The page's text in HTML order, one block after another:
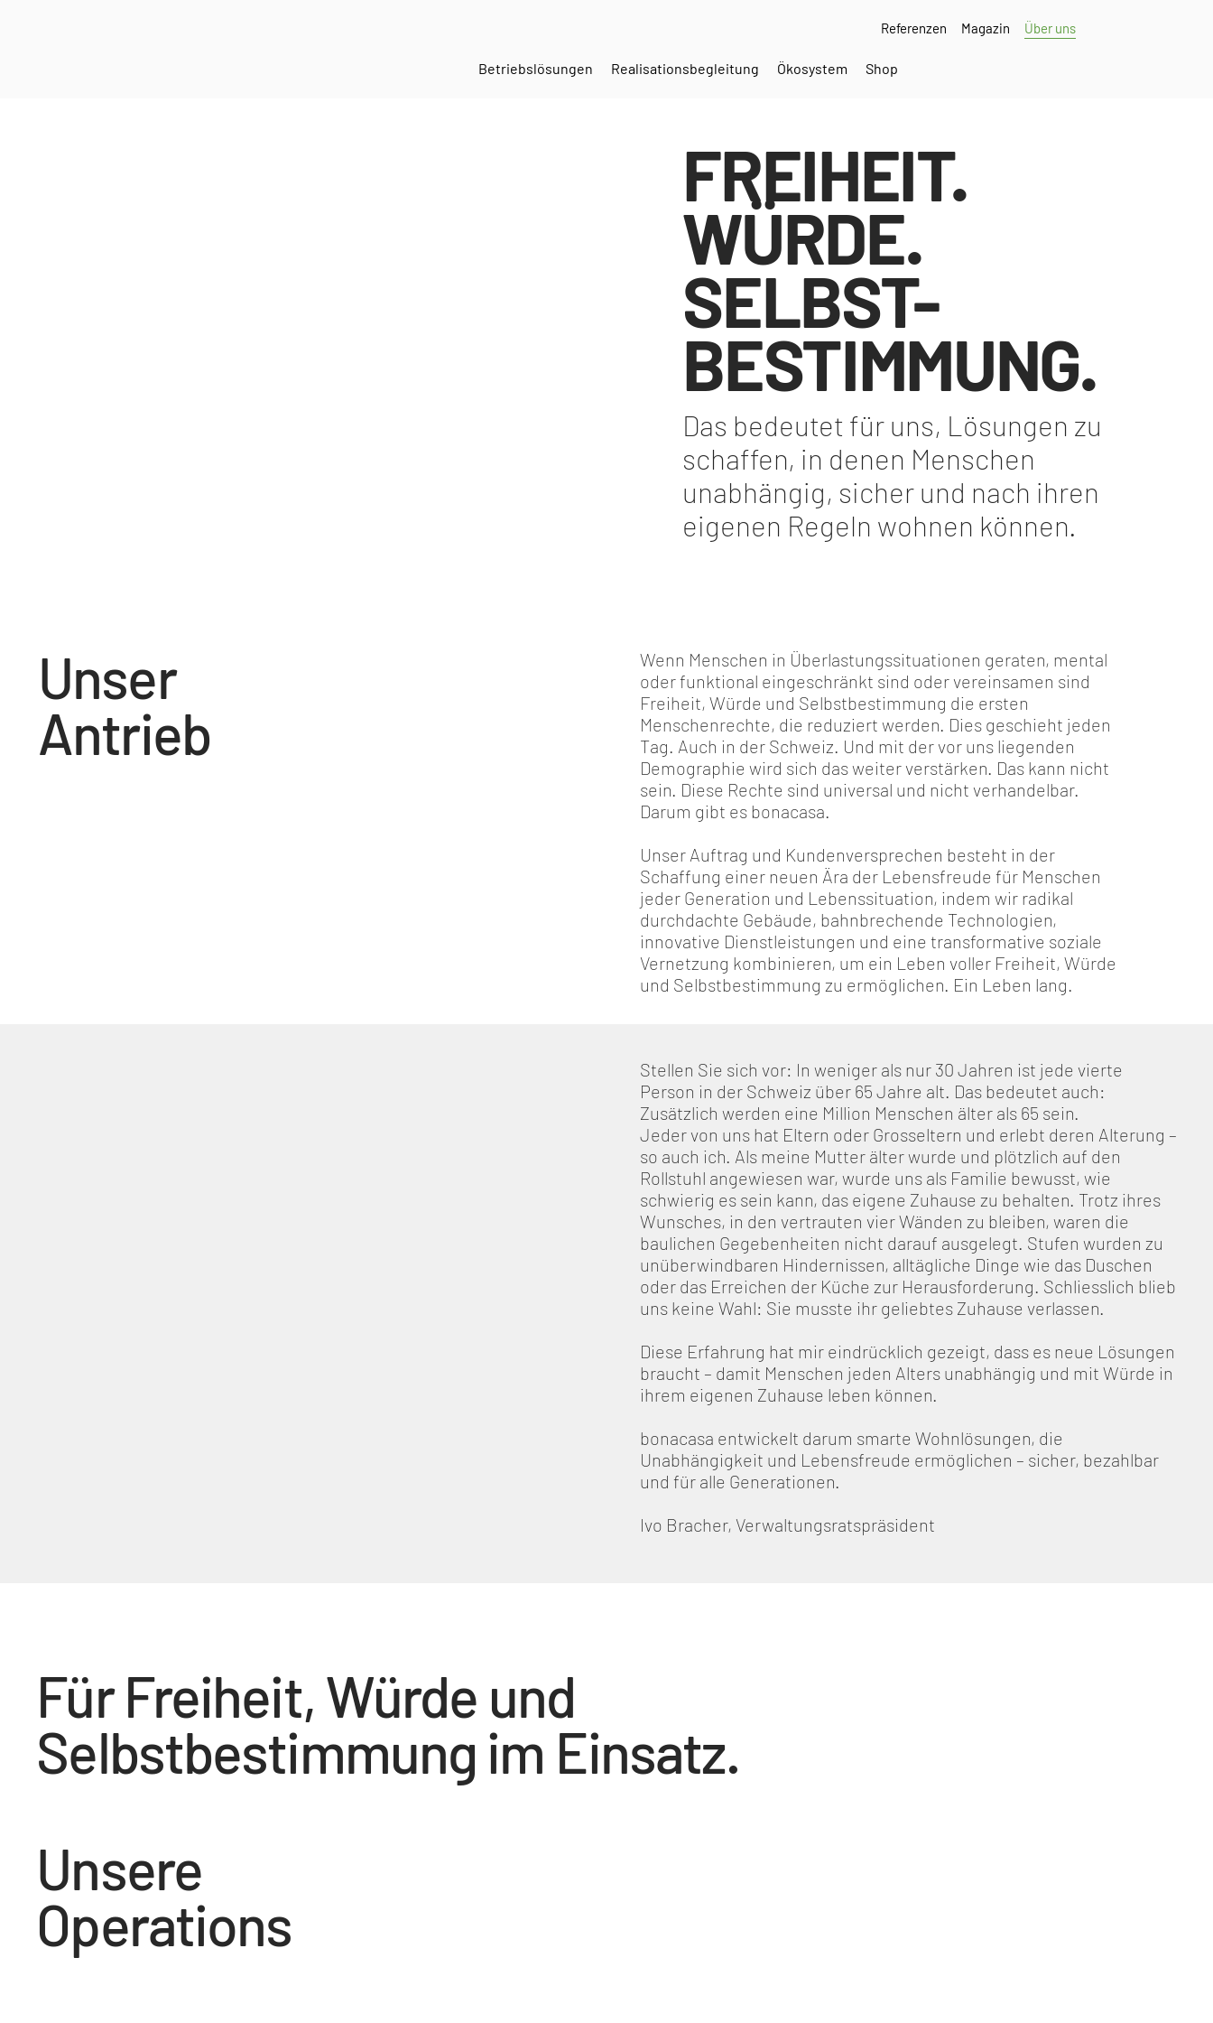
Referenzen Magazin Über uns
Betriebslösungen Realisationsbegleitung Ökosystem Shop
FREIHEIT.
WÜRDE.
SELBST-
BESTIMMUNG.
Das bedeutet für uns, Lösungen zu
schaffen, in denen Menschen
unabhängig, sicher und nach ihren
eigenen Regeln wohnen können.
Unser
Antrieb
Wenn Menschen in Überlastungssituationen geraten, mental
oder funktional eingeschränkt sind oder vereinsamen sind
Freiheit, Würde und Selbstbestimmung die ersten
Menschenrechte, die reduziert werden. Dies geschieht jeden
Tag. Auch in der Schweiz. Und mit der vor uns liegenden
Demographie wird sich das weiter verstärken. Das kann nicht
sein. Diese Rechte sind universal und nicht verhandelbar.
Darum gibt es bonacasa.
Unser Auftrag und Kundenversprechen besteht in der
Schaffung einer neuen Ära der Lebensfreude für Menschen
jeder Generation und Lebenssituation, indem wir radikal
durchdachte Gebäude, bahnbrechende Technologien,
innovative Dienstleistungen und eine transformative soziale
Vernetzung kombinieren, um ein Leben voller Freiheit, Würde
und Selbstbestimmung zu ermöglichen. Ein Leben lang.
Stellen Sie sich vor: In weniger als nur 30 Jahren ist jede vierte
Person in der Schweiz über 65 Jahre alt. Das bedeutet auch:
Zusätzlich werden eine Million Menschen älter als 65 sein.
Jeder von uns hat Eltern oder Grosseltern und erlebt deren Alterung –
so auch ich. Als meine Mutter älter wurde und plötzlich auf den
Rollstuhl angewiesen war, wurde uns als Familie bewusst, wie
schwierig es sein kann, das eigene Zuhause zu behalten. Trotz ihres
Wunsches, in den vertrauten vier Wänden zu bleiben, waren die
baulichen Gegebenheiten nicht darauf ausgelegt. Stufen wurden zu
unüberwindbaren Hindernissen, alltägliche Dinge wie das Duschen
oder das Erreichen der Küche zur Herausforderung. Schliesslich blieb
uns keine Wahl: Sie musste ihr geliebtes Zuhause verlassen.
Diese Erfahrung hat mir eindrücklich gezeigt, dass es neue Lösungen
braucht – damit Menschen jeden Alters unabhängig und mit Würde in
ihrem eigenen Zuhause leben können.
bonacasa entwickelt darum smarte Wohnlösungen, die
Unabhängigkeit und Lebensfreude ermöglichen – sicher, bezahlbar
und für alle Generationen.
Ivo Bracher, Verwaltungsratspräsident
Für Freiheit, Würde und
Selbstbestimmung im Einsatz.
Unsere
Operations